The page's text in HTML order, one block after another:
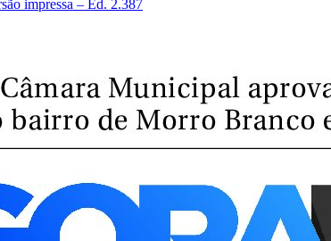
impressa – Ed. 2.387